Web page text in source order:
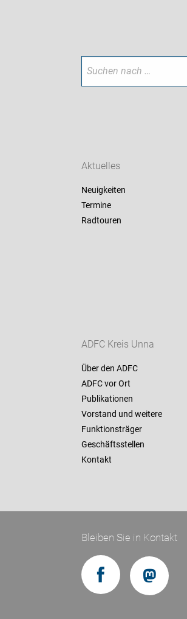
Aktuelles
Neuigkeiten
Termine
Radtouren
ADFC Kreis Unna
Über den ADFC
ADFC vor Ort
Publikationen
Vorstand und weitere
Funktionsträger
Geschäftsstellen
Kontakt
Bleiben Sie in Kontakt